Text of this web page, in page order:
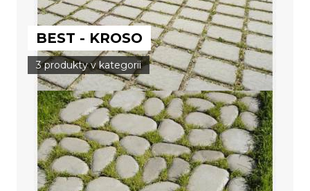
BEST - KROSO
3 produkty v kategorii